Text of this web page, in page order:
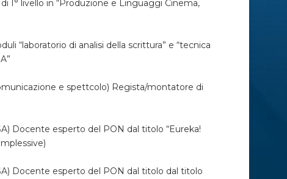
I° livello in “Produzione e Linguaggi Cinema,
“laboratorio di analisi della scrittura” e “tecnica
e spettcolo) Regista/montatore di
Docente esperto del PON dal titolo “Eureka!
Docente esperto del PON dal titolo dal titolo